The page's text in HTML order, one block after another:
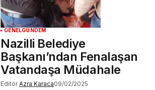
GENELGÜNDEM
Nazilli Belediye
Başkanı’ndan Fenalaşan
Vatandaşa Müdahale
Editör Azra Karaca09/02/2025